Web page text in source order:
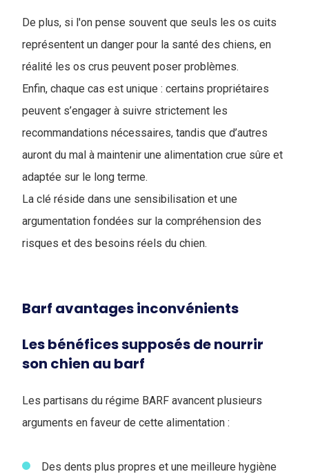
De plus, si l'on pense souvent que seuls les os cuits
représentent un danger pour la santé des chiens, en
réalité les os crus peuvent poser problèmes.
Enfin, chaque cas est unique : certains propriétaires
peuvent s’engager à suivre strictement les
recommandations nécessaires, tandis que d’autres
auront du mal à maintenir une alimentation crue sûre et
adaptée sur le long terme.
La clé réside dans une sensibilisation et une
argumentation fondées sur la compréhension des
risques et des besoins réels du chien.
Barf avantages inconvénients
Les bénéfices supposés de nourrir
son chien au barf
Les partisans du régime BARF avancent plusieurs
arguments en faveur de cette alimentation :
Des dents plus propres et une meilleure hygiène